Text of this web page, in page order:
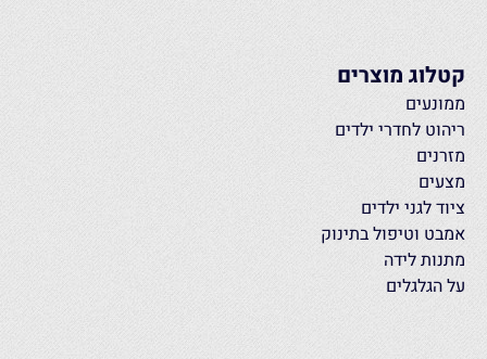
קטלוג מוצרים
ממונעים
ריהוט לחדרי ילדים
מזרנים
מצעים
ציוד לגני ילדים
אמבט וטיפול בתינוק
מתנות לידה
על הגלגלים